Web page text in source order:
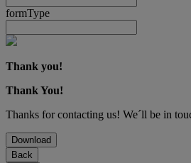
formType
Thank you!
Thank You!
Thanks for contacting us! We´ll be in
Download
Back